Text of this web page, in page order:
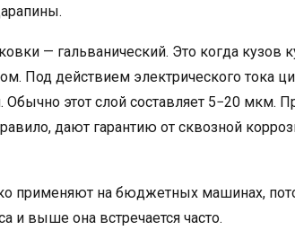
— гальванический. Это когда кузов
Под действием электрического тока
этот слой составляет 5−20 мкм.
дают гарантию от сквозной
применяют на бюджетных машинах,
и выше она встречается часто.